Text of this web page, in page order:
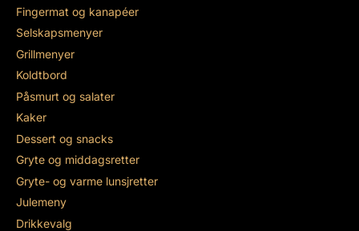
Fingermat og kanapéer
Selskapsmenyer
Grillmenyer
Koldtbord
Påsmurt og salater
Kaker
Dessert og snacks
Gryte og middagsretter
Gryte- og varme lunsjretter
Julemeny
Drikkevalg